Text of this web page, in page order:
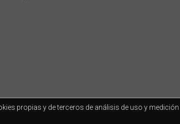
propias y de terceros de análisis de uso y